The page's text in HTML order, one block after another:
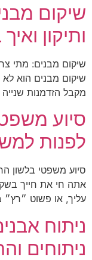
שיקום
ותיקון
שיקום מבנים: מתי
שיקום מבנים הוא
מקבל הזדמנות
סיוע
לפנות
סיוע משפטי בלשון
אתה חי את חייך
עליך, או פשוט ״רץ״
ניתוח
ניתוחים